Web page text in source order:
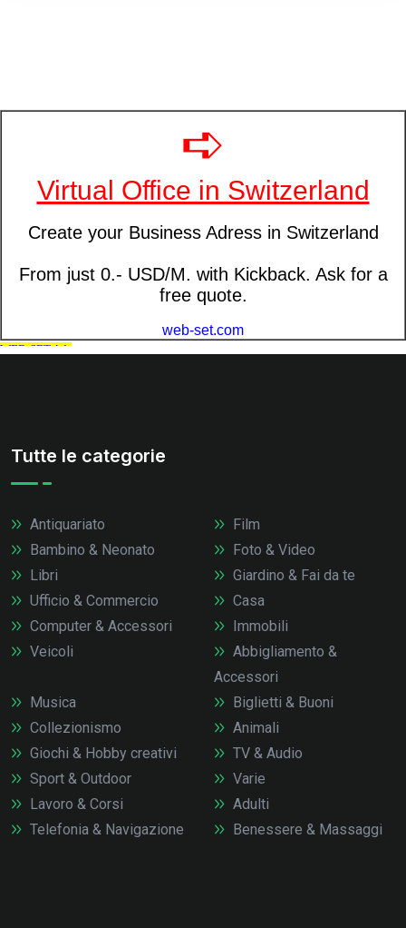
Tutte le categorie
Antiquariato
Bambino & Neonato
Libri
Ufficio & Commercio
Computer & Accessori
Veicoli
Film
Foto & Video
Giardino & Fai da te
Casa
Immobili
Abbigliamento &
Accessori
Musica
Collezionismo
Giochi & Hobby creativi
Sport & Outdoor
Lavoro & Corsi
Telefonia & Navigazione
Biglietti & Buoni
Animali
TV & Audio
Varie
Adulti
Benessere & Massaggi